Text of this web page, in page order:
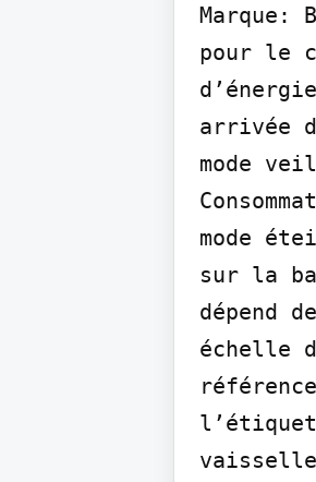
Marque:
pour le
arrivée
mode
mode
sur la
dépend
échelle
vaisselle